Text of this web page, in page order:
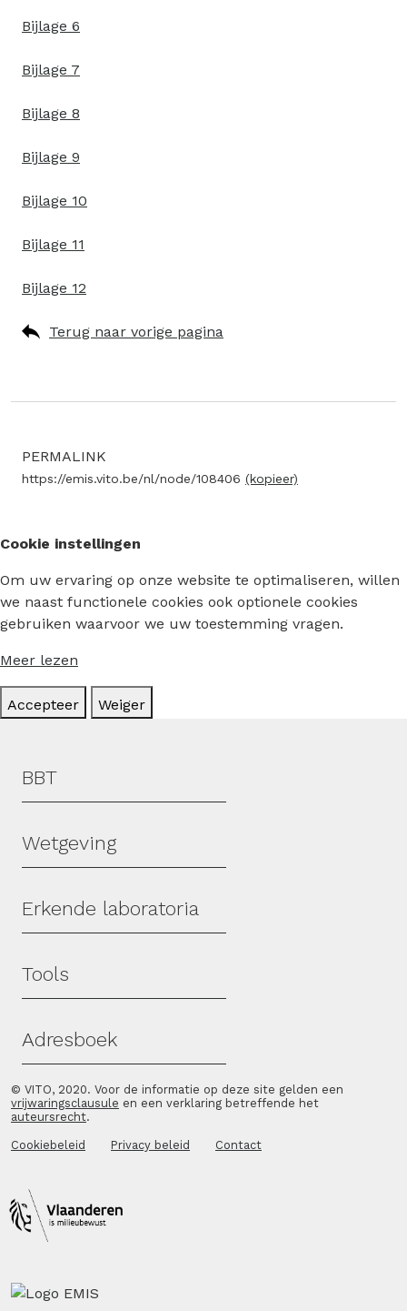
Bijlage 6
Bijlage 7
Bijlage 8
Bijlage 9
Bijlage 10
Bijlage 11
Bijlage 12
Terug naar vorige pagina
PERMALINK
https://emis.vito.be/nl/node/108406 (kopieer)
Cookie instellingen
Om uw ervaring op onze website te optimaliseren, willen
we naast functionele cookies ook optionele cookies
gebruiken waarvoor we uw toestemming vragen.
Meer lezen
Accepteer Weiger
Hoofdmenu
BBT
Wetgeving
Erkende laboratoria
Tools
Adresboek
© VITO, 2020. Voor de informatie op deze site gelden een
vrijwaringsclausule en een verklaring betreffende het
auteursrecht.
Cookiebeleid Privacy beleid Contact